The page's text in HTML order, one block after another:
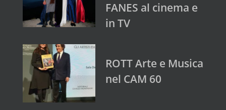
FANES al cinema e
in TV
ROTT Arte e Musica
nel CAM 60